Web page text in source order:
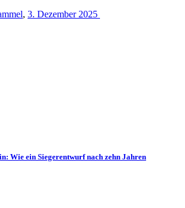
, 3. Dezember 2025
Wie ein Siegerentwurf nach zehn Jahren